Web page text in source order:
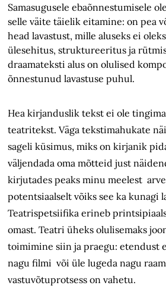
Samasugusele ebaõnnestumisele
selle väite täielik eitamine: on pea
head lavastust, mille aluseks ei
ülesehitus, struktureeritus ja
draamateksti alus on olulised
õnnestunud lavastuse puhul.
Hea kirjanduslik tekst ei ole
teatritekst. Väga tekstimahukate
sageli küsimus, miks on kirjanik
väljendada oma mõtteid just
kirjutades peaks minu meelest
potentsiaalselt võiks see ka kunagi
Teatrispetsiifika erineb
omast. Teatri üheks olulisemaks
toimimine siin ja praegu: etendust
nagu filmi või üle lugeda nagu
vastuvõtuprotsess on vahetu.